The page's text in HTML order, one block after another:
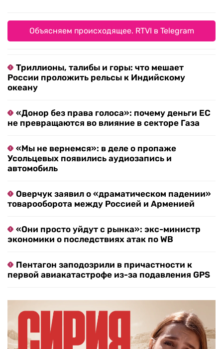
Объясняем происходящее. RTVI в Telegram
Триллионы, талибы и горы: что мешает
России проложить рельсы к Индийскому
океану
«Донор без права голоса»: почему деньги ЕС
не превращаются во влияние в секторе Газа
«Мы не вернемся»: в деле о пропаже
Усольцевых появились аудиозапись и
автомобиль
Оверчук заявил о «драматическом падении»
товарооборота между Россией и Арменией
«Они просто уйдут с рынка»: экс-министр
экономики о последствиях атак по WB
Пентагон заподозрили в причастности к
первой авиакатастрофе из-за подавления GPS